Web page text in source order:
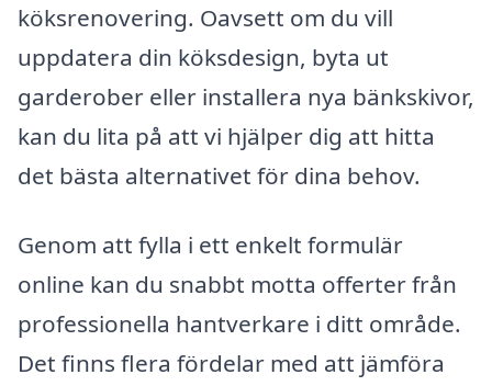
köksrenovering. Oavsett om du vill
uppdatera din köksdesign, byta ut
garderober eller installera nya bänkskivor,
kan du lita på att vi hjälper dig att hitta
det bästa alternativet för dina behov.
Genom att fylla i ett enkelt formulär
online kan du snabbt motta offerter från
professionella hantverkare i ditt område.
Det finns flera fördelar med att jämföra